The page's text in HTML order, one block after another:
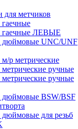
для метчиков
гаечные ЛЕВЫЕ
дюймовые UNC/UNF
р метрические
ручные
ручные
BSW/BSF
для резьб